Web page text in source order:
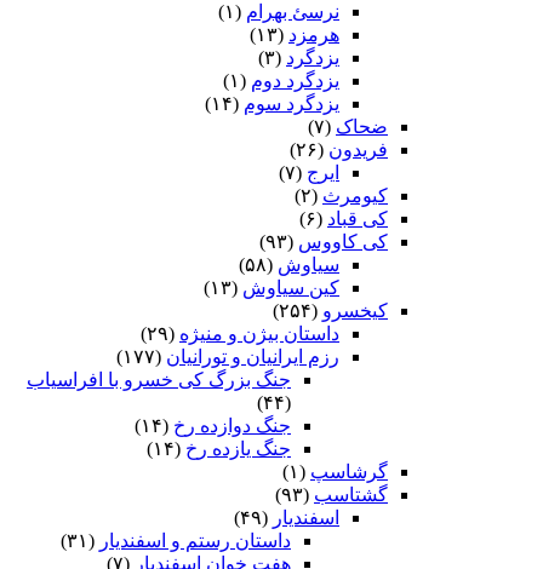
نرسئ بهرام‏(۱)
هرمزد
(۱۳)
یزدگرد
(۳)
یزدگرد دوم(۱)
یزدگرد سوم(۱۴)
ضحاک
(۷)
فریدون
(۲۶)
(۷)
کیومرث(۲)
کی قباد (۶)
کی کاووس (۹۳)
سیاوش (۵۸)
کین سیاوش (۱۳)
کیخسرو(۲۵۴)
داستان بیژن و منیژه (۲۹)
رزم ایرانیان و تورانیان (۱۷۷)
جنگ بزرگ کی خسرو با افراسیاب
جنگ دوازده رخ (۱۴)
جنگ یازده رخ(۱۴)
گرشاسپ (۱)
گشتاسب(۹۳)
اسفندیار (۴۹)
داستان رستم و اسفندیار (۳۱)
هفت خوان اسفندیار (۷)